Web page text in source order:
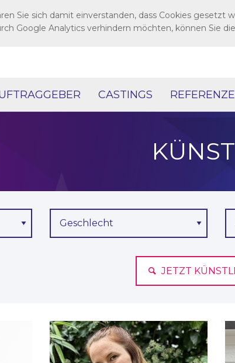
CASTINGS
Geschlecht
JETZT
Sie sich damit einverstanden, dass Cookies gesetzt
Google Analytics verhindern möchten, können Sie